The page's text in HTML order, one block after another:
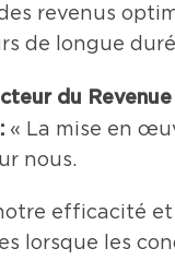
revenus
de longue
du
« La mise en
nous.
efficacité
lorsque les